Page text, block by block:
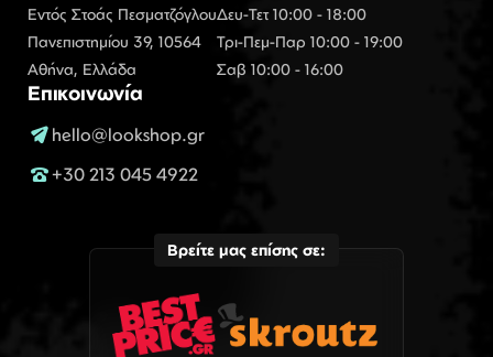
Εντός Στοάς Πεσματζόγλου
Πανεπιστημίου 39, 10564
Αθήνα, Ελλάδα
Δευ-Τετ 10:00 - 18:00
Τρι-Πεμ-Παρ 10:00 - 19:00
Σαβ 10:00 - 16:00
Επικοινωνία
hello@lookshop.gr
+30 213 045 4922
Βρείτε μας επίσης σε: